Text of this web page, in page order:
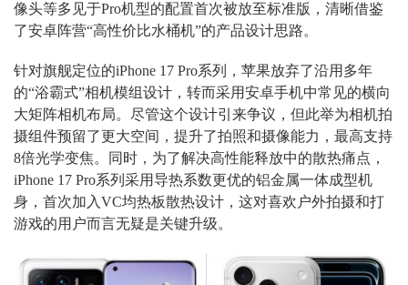
像头等多见于Pro机型的配置首次被放至标准版，清晰借鉴
了安卓阵营“高性价比水桶机”的产品设计思路。
针对旗舰定位的iPhone 17 Pro系列，苹果放弃了沿用多年
的“浴霸式”相机模组设计，转而采用安卓手机中常见的横向
大矩阵相机布局。尽管这个设计引来争议，但此举为相机拍
摄组件预留了更大空间，提升了拍照和摄像能力，最高支持
8倍光学变焦。同时，为了解决高性能释放中的散热痛点，
iPhone 17 Pro系列采用导热系数更优的铝金属一体成型机
身，首次加入VC均热板散热设计，这对喜欢户外拍摄和打
游戏的用户而言无疑是关键升级。